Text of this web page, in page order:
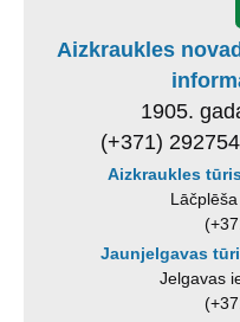
Aizkraukles
1905.
(+371)
Aizkraukles
Jaunjelgavas
Jelgavas